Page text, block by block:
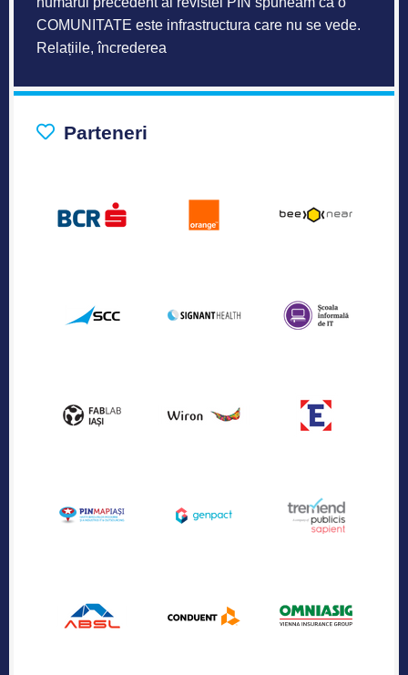
COMUNITATE este infrastructura care nu se vede.
Relațiile, încrederea
Parteneri